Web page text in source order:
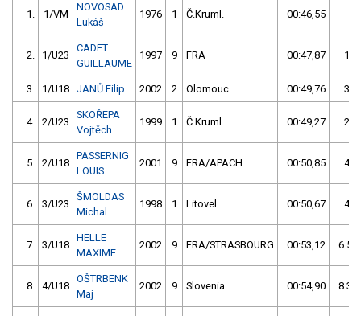
1. 1/VM
NOVOSAD
Lukáš
1976 1 Č.Kruml. 00:46,55
2. 1/U23
CADET
GUILLAUME
1997 9 FRA 00:47,87
3. 1/U18 JANŮ Filip 2002 2 Olomouc 00:49,76
4. 2/U23
SKOŘEPA
Vojtěch
1999 1 Č.Kruml. 00:49,27
5. 2/U18
PASSERNIG
LOUIS
2001 9 FRA/APACH 00:50,85
6. 3/U23
ŠMOLDAS
Michal
1998 1 Litovel 00:50,67
7. 3/U18
HELLE
MAXIME
2002 9 FRA/STRASBOURG 00:53,12
8. 4/U18
OŠTRBENK
Maj
2002 9 Slovenia 00:54,90